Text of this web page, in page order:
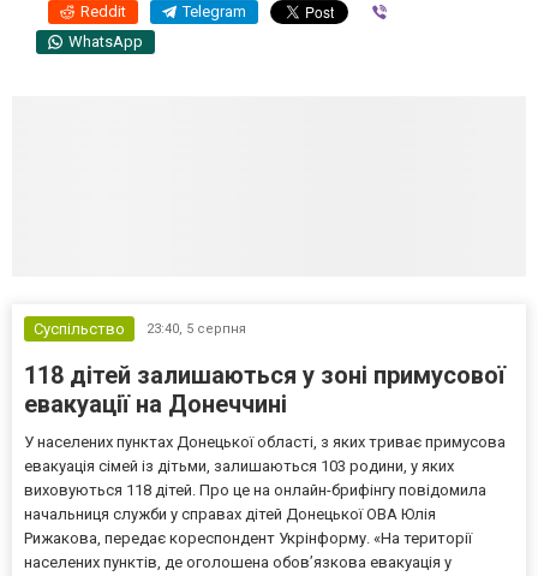
Reddit Telegram
WhatsApp
Суспільство 23:40, 5 серпня
118 дітей залишаються у зоні примусової
евакуації на Донеччині
У населених пунктах Донецької області, з яких триває примусова
евакуація сімей із дітьми, залишаються 103 родини, у яких
виховуються 118 дітей. Про це на онлайн-брифінгу повідомила
начальниця служби у справах дітей Донецької ОВА Юлія
Рижакова, передає кореспондент Укрінформу. «На території
населених пунктів, де оголошена обов’язкова евакуація у